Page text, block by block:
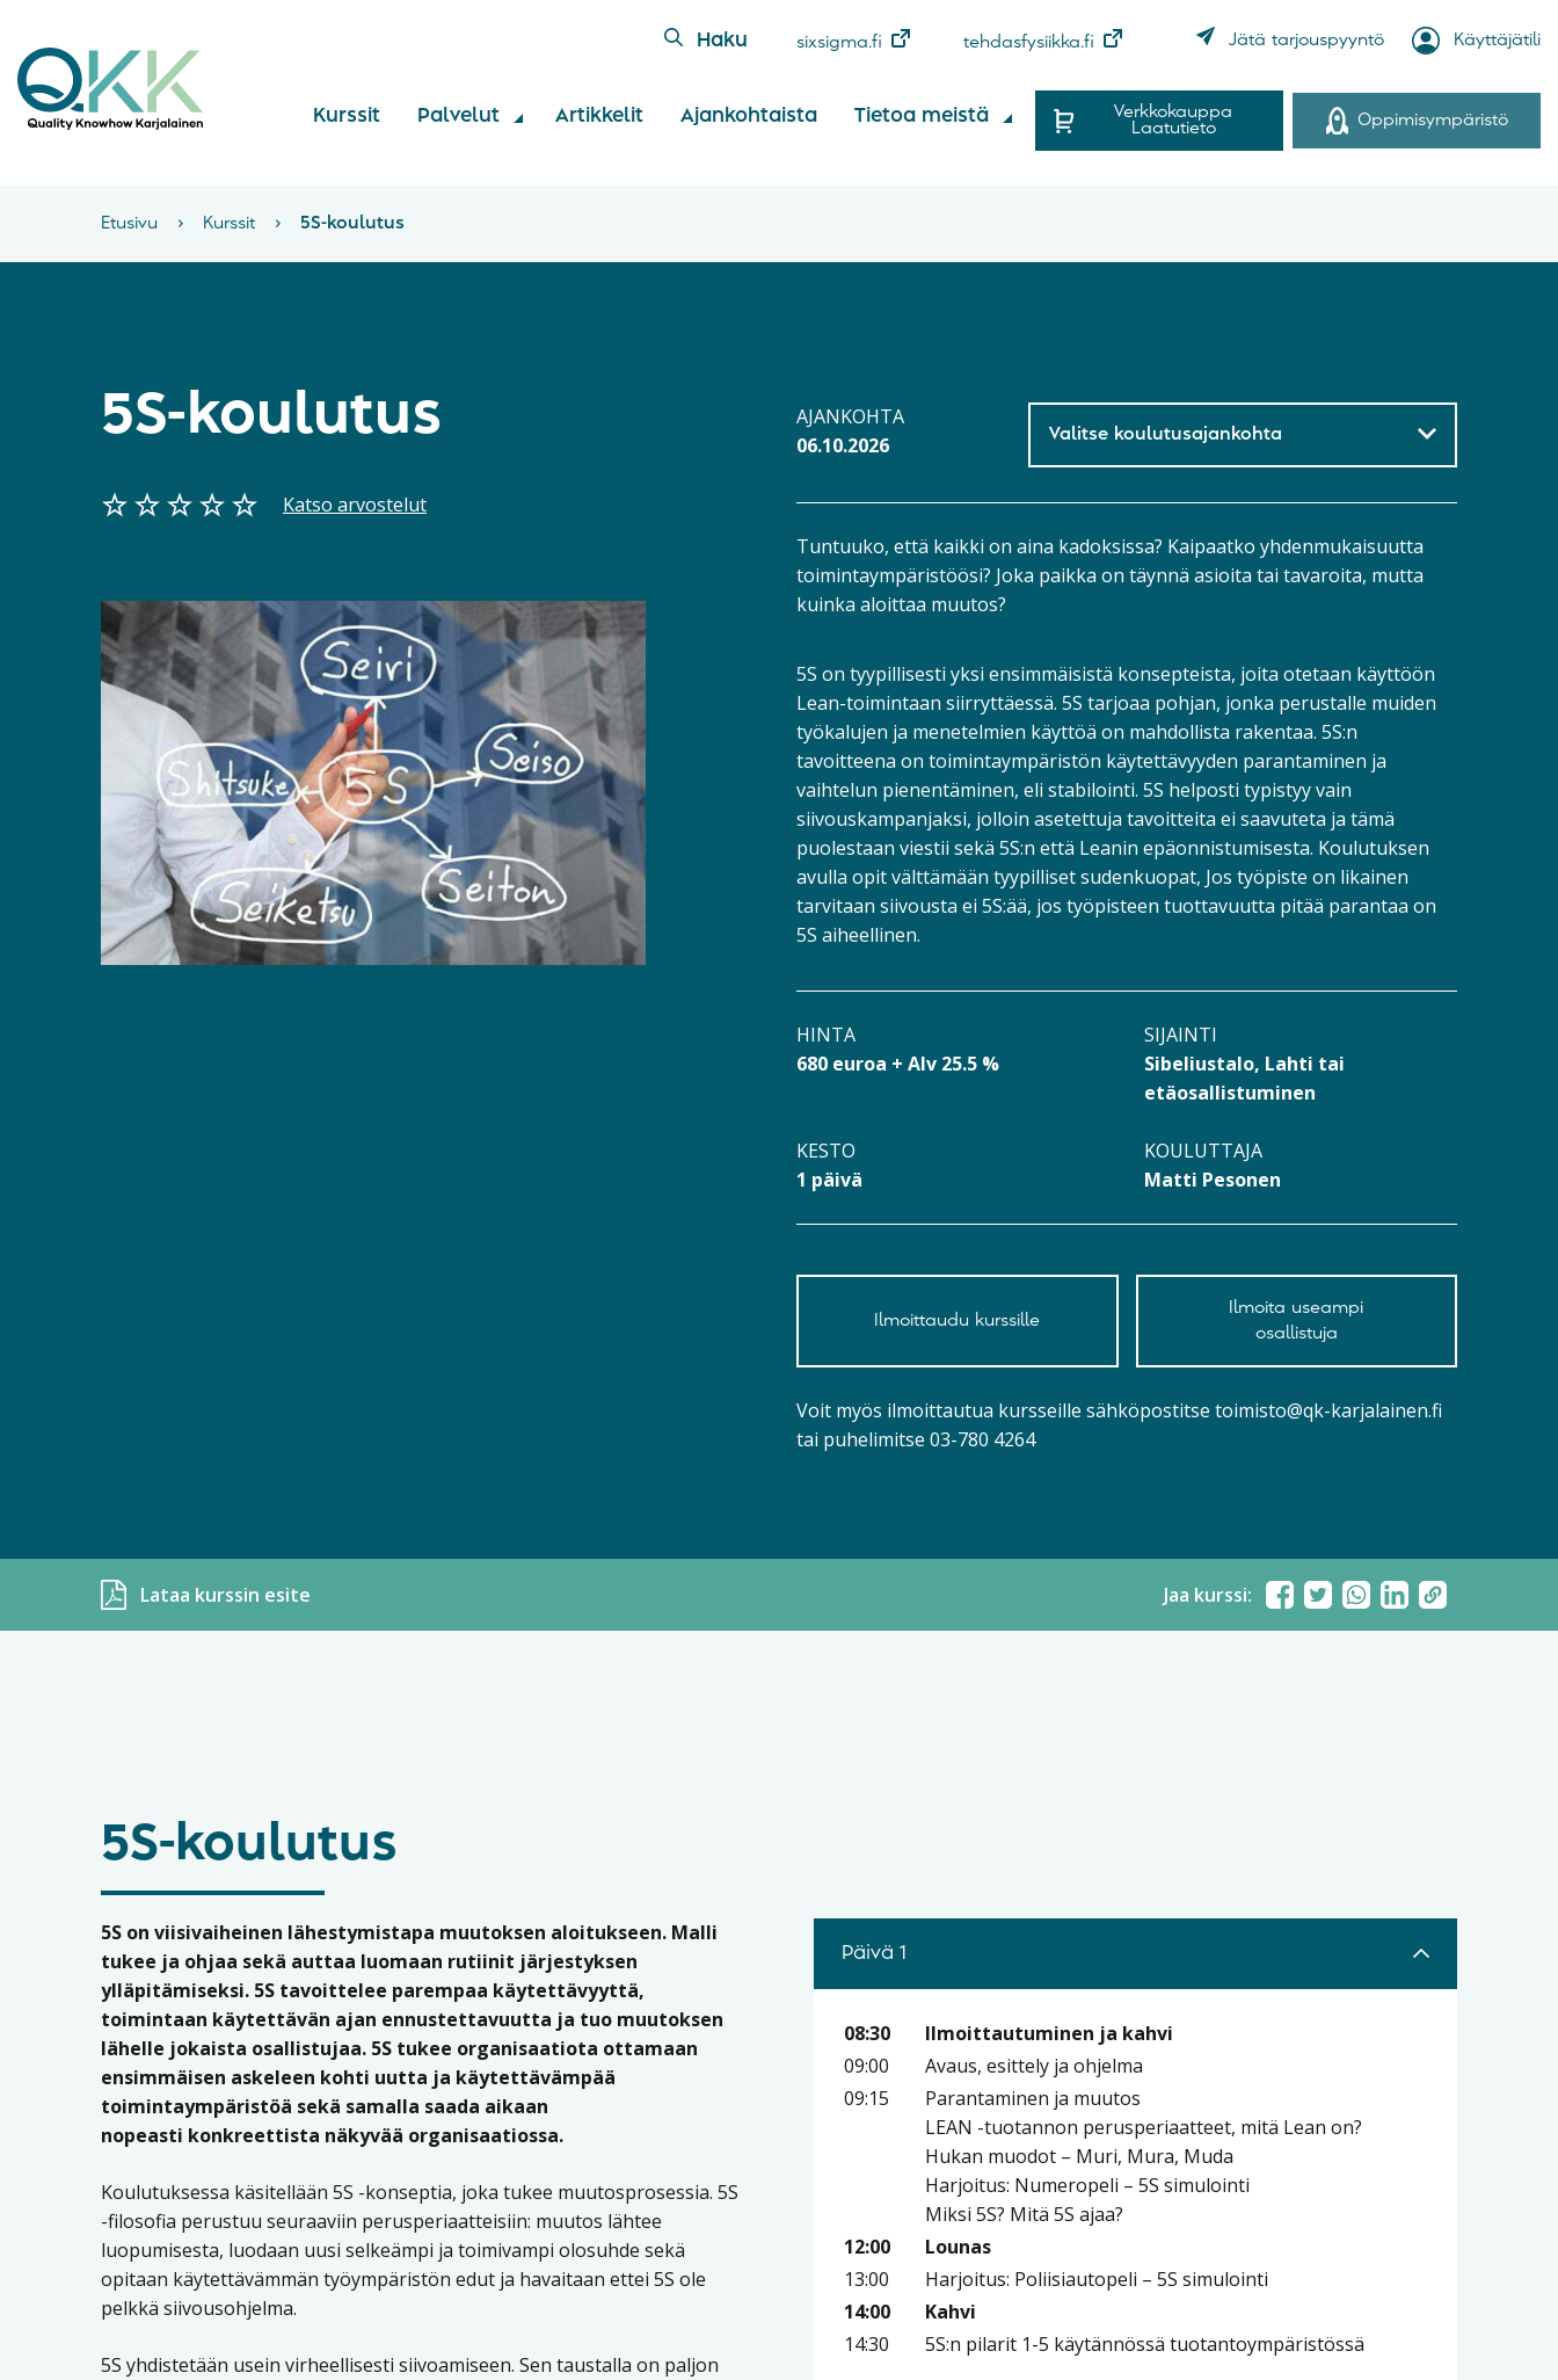
Haku sixsigma.fi tehdasfysiikka.fi Jätä tarjouspyyntö Käyttäjätili
Kurssit Palvelut Artikkelit Ajankohtaista Tietoa meistä
Verkkokauppa
Laatutieto
Oppimisympäristö
Etusivu › Kurssit › 5S-koulutus
5S-koulutus
Katso arvostelut
AJANKOHTA
06.10.2026
Valitse koulutusajankohta
Tuntuuko, että kaikki on aina kadoksissa? Kaipaatko yhdenmukaisuutta
toimintaympäristöösi? Joka paikka on täynnä asioita tai tavaroita, mutta
kuinka aloittaa muutos?
5S on tyypillisesti yksi ensimmäisistä konsepteista, joita otetaan käyttöön
Lean-toimintaan siirryttäessä. 5S tarjoaa pohjan, jonka perustalle muiden
työkalujen ja menetelmien käyttöä on mahdollista rakentaa. 5S:n
tavoitteena on toimintaympäristön käytettävyyden parantaminen ja
vaihtelun pienentäminen, eli stabilointi. 5S helposti typistyy vain
siivouskampanjaksi, jolloin asetettuja tavoitteita ei saavuteta ja tämä
puolestaan viestii sekä 5S:n että Leanin epäonnistumisesta. Koulutuksen
avulla opit välttämään tyypilliset sudenkuopat, Jos työpiste on likainen
tarvitaan siivousta ei 5S:ää, jos työpisteen tuottavuutta pitää parantaa on
5S aiheellinen.
HINTA
680 euroa + Alv 25.5 %
SIJAINTI
Sibeliustalo, Lahti tai
etäosallistuminen
KESTO
1 päivä
KOULUTTAJA
Matti Pesonen
Ilmoittaudu kurssille
Ilmoita useampi
osallistuja
Voit myös ilmoittautua kursseille sähköpostitse toimisto@qk-karjalainen.fi
tai puhelimitse 03-780 4264
Lataa kurssin esite Jaa kurssi:
5S-koulutus
5S on viisivaiheinen lähestymistapa muutoksen aloitukseen. Malli
tukee ja ohjaa sekä auttaa luomaan rutiinit järjestyksen
ylläpitämiseksi. 5S tavoittelee parempaa käytettävyyttä,
toimintaan käytettävän ajan ennustettavuutta ja tuo muutoksen
lähelle jokaista osallistujaa. 5S tukee organisaatiota ottamaan
ensimmäisen askeleen kohti uutta ja käytettävämpää
toimintaympäristöä sekä samalla saada aikaan
nopeasti konkreettista näkyvää organisaatiossa.
Koulutuksessa käsitellään 5S -konseptia, joka tukee muutosprosessia. 5S
-filosofia perustuu seuraaviin perusperiaatteisiin: muutos lähtee
luopumisesta, luodaan uusi selkeämpi ja toimivampi olosuhde sekä
opitaan käytettävämmän työympäristön edut ja havaitaan ettei 5S ole
pelkkä siivousohjelma.
5S yhdistetään usein virheellisesti siivoamiseen. Sen taustalla on paljon
Päivä 1
08:30
Ilmoittautuminen ja kahvi
09:00
Avaus, esittely ja ohjelma
09:15
Parantaminen ja muutos
LEAN -tuotannon perusperiaatteet, mitä Lean on?
Hukan muodot – Muri, Mura, Muda
Harjoitus: Numeropeli – 5S simulointi
Miksi 5S? Mitä 5S ajaa?
12:00
Lounas
13:00
Harjoitus: Poliisiautopeli – 5S simulointi
14:00
Kahvi
14:30
5S:n pilarit 1-5 käytännössä tuotantoympäristössä